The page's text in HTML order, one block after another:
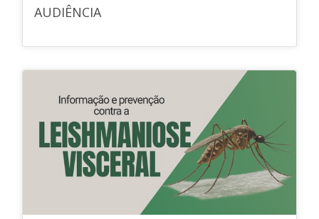
AUDIÊNCIA